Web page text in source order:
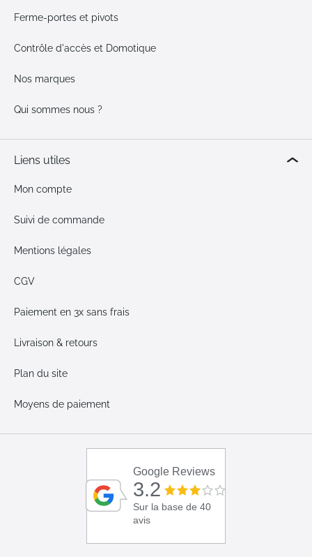
Ferme-portes et pivots
Contrôle d'accès et Domotique
Nos marques
Qui sommes nous ?
Liens utiles
Mon compte
Suivi de commande
Mentions légales
CGV
Paiement en 3x sans frais
Livraison & retours
Plan du site
Moyens de paiement
Google Reviews
3.2
Sur la base de 40
avis